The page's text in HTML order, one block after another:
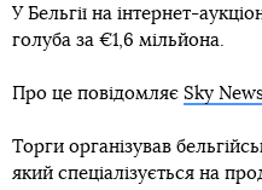
У Бельгії на інтернет-
голуба за €1,6 мільйона.
Про це повідомляє Sky
Торги організував
який спеціалізується на